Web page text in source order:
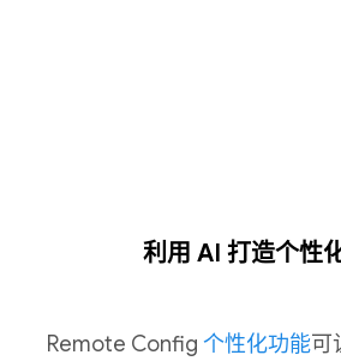
利用 AI 打造个性
Remote Config 个性化功能可